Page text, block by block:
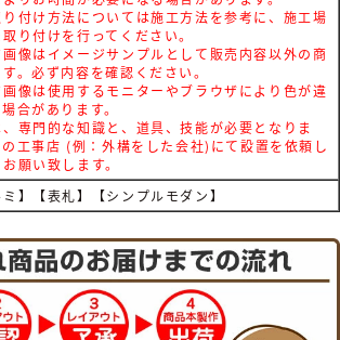
付け方法については施工方法を参考に、施工場
り付けを行ってください。
像はイメージサンプルとして販売内容以外の商
。必ず内容を確認ください。
像は使用するモニターやブラウザにより色が違
合があります。
専門的な知識と、道具、技能が必要となりま
工事店 (例：外構をした会社)にて設置を依頼し
願い致します。
ミ】【表札】【シンプルモダン】